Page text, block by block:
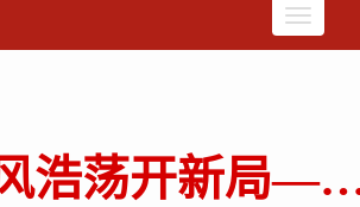
东风浩荡开新局——习近平经济思想指引中国